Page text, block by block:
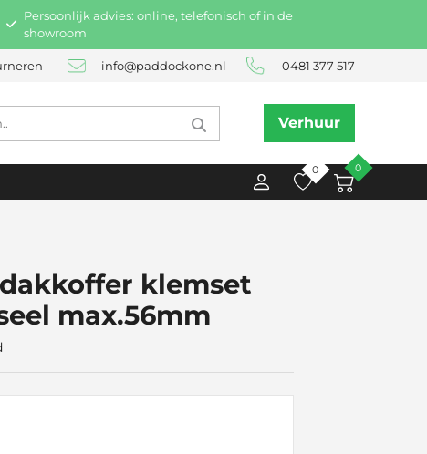
Persoonlijk advies: online, telefonisch of in de
showroom
info@paddockone.nl 0481 377 517
Verhuur
0 0
klemset
max.56mm